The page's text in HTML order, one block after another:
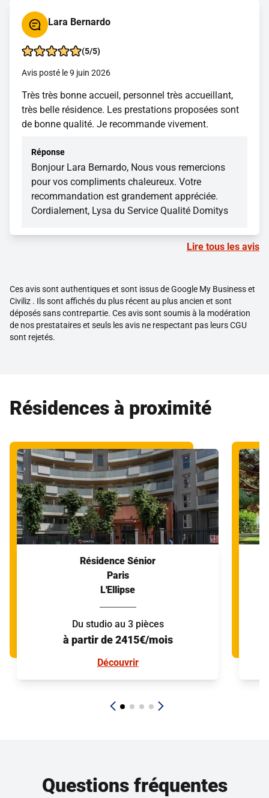
Lara Bernardo
(5/5)
Avis posté le 9 juin 2026
Très très bonne accueil, personnel très accueillant,
très belle résidence. Les prestations proposées sont
de bonne qualité. Je recommande vivement.
Réponse
Bonjour Lara Bernardo, Nous vous remercions
pour vos compliments chaleureux. Votre
recommandation est grandement appréciée.
Cordialement, Lysa du Service Qualité Domitys
Lire tous les avis
Ces avis sont authentiques et sont issus de Google My Business et
Civiliz . Ils sont affichés du plus récent au plus ancien et sont
déposés sans contrepartie. Ces avis sont soumis à la modération
de nos prestataires et seuls les avis ne respectant pas leurs CGU
sont rejetés.
Résidences à proximité
Résidence Sénior
Paris
L'Ellipse
Du studio au 3 pièces
à partir de 2415€/mois
Découvrir
Questions fréquentes